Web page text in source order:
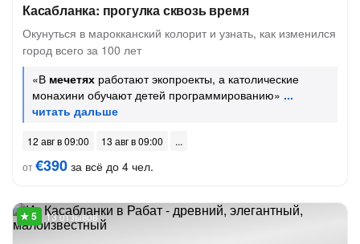
Касабланка: прогулка сквозь время
Окунуться в марокканский колорит и узнать, как изменился
город всего за 100 лет
«В мечетях работают экопроекты, а католические
монахини обучают детей программированию»
12 авг в 09:00
13 авг в 09:00
от€390 за всё до 4 чел.
13 отзывов